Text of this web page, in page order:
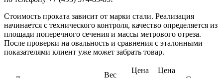
Стоимость проката зависит от марки стали. Реализация
начинается с технического контроля, качество определяется из
площади поперечного сечения и массы метрового отреза.
После проверки на овальность и сравнения с эталонными
показателями клиент уже может забрать товар.
Вес
Цена
Цена